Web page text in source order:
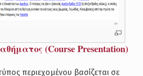
(Course Presentation)
περιεχομένου βασίζεται σε